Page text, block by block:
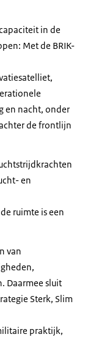
in de
Met de BRIK-
en nacht, onder
de frontlijn
en
ruimte is een
van
Daarmee sluit
Sterk, Slim
praktijk,